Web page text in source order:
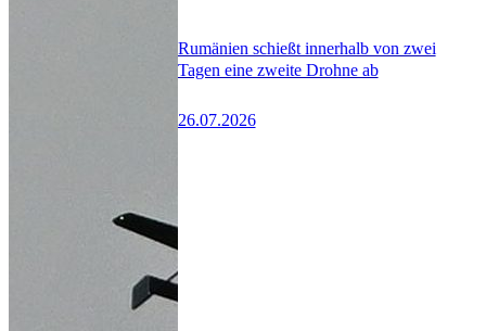
Rumänien schießt innerhalb von zwei
Tagen eine zweite Drohne ab
26.07.2026